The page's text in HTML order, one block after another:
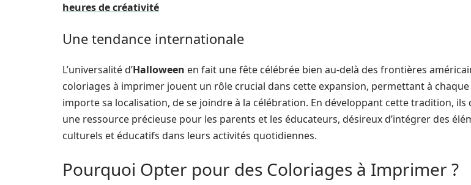
heures de créativité
Une tendance internationale
L’universalité d’Halloween en fait une fête célébrée bien au-delà des frontières
coloriages à imprimer jouent un rôle crucial dans cette expansion, permettant à
importe sa localisation, de se joindre à la célébration. En développant cette tradition, ils
une ressource précieuse pour les parents et les éducateurs, désireux d’intégrer des
culturels et éducatifs dans leurs activités quotidiennes.
Pourquoi Opter pour des Coloriages à Imprimer ?